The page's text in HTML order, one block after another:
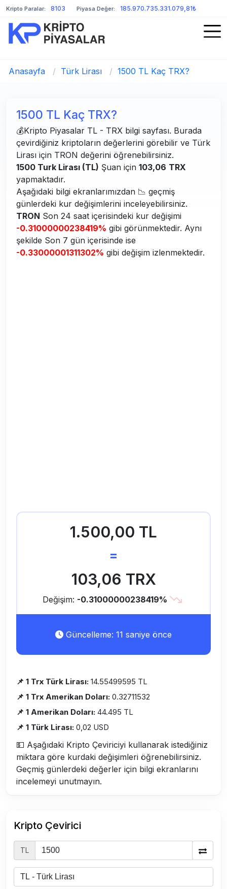
Kripto Paralar: 8103 Piyasa Değer: 185.970.735.331.079,81₺
Anasayfa / Türk Lirası / 1500 TL Kaç TRX?
1500 TL Kaç TRX?
💰Kripto Piyasalar TL - TRX bilgi sayfası. Burada
çevirdiğiniz kriptoların değerlerini görebilir ve Türk
Lirası için TRON değerini öğrenebilirsiniz.
1500 Turk Lirası (TL) Şuan için 103,06 TRX
yapmaktadır.
Aşağıdaki bilgi ekranlarımızdan 📉 geçmiş
günlerdeki kur değişimlerini inceleyebilirsiniz.
TRON Son 24 saat içerisindeki kur değişimi
-0.31000000238419% gibi görünmektedir. Aynı
şekilde Son 7 gün içerisinde ise
-0.33000001311302% gibi değişim izlenmektedir.
1.500,00 TL
=
103,06 TRX
Değişim: -0.31000000238419%
Güncelleme: 11 saniye önce
📌 1 Trx Türk Lirası: 14.55499595 TL
📌 1 Trx Amerikan Doları: 0.32711532
📌 1 Amerikan Doları: 44.495 TL
📌 1 Türk Lirası: 0,02 USD
💵 Aşağıdaki Kripto Çeviriciyi kullanarak istediğiniz
miktara göre kurdaki değişimleri öğrenebilirsiniz.
Geçmiş günlerdeki değerler için bilgi ekranlarını
incelemeyi unutmayın.
Kripto Çevirici
TL